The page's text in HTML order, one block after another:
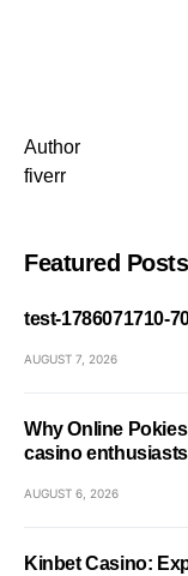
Author
fiverr
Featured Posts
test-1786071710-
AUGUST 7, 2026
Why Online
casino
AUGUST 6, 2026
Kinbet Casino: